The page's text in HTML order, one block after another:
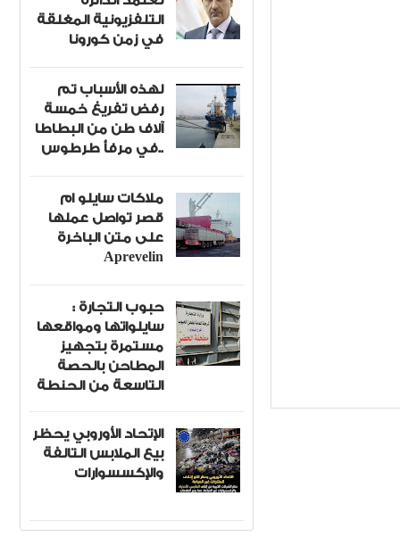
التلفزيونية المغلقة
في زمن كورونا
لهذه الأسباب تم
رفض تفريغ خمسة
آلاف طن من البطاطا
في مرفأ طرطوس..
ملاكات سايلو ام
قصر تواصل عملها
على متن الباخرة
Aprevelin
حبوب التجارة :
سايلواتها ومواقعها
مستمرة بتجهيز
المطاحن بالحصة
التاسعة من الحنطة
الإتحاد الأوروبي يحظر
بيع الملابس التالفة
والإكسسوارات